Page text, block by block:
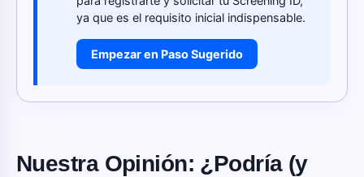
ya que es el requisito inicial indispensable.
Empezar en Paso Sugerido
Nuestra Opinión: ¿Podría (y